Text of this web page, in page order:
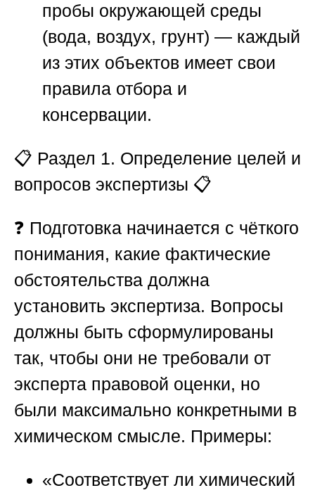
пробы окружающей среды
(вода, воздух, грунт) — каждый
из этих объектов имеет свои
правила отбора и
консервации.
📋 Раздел 1. Определение целей и
вопросов экспертизы 📋
❓ Подготовка начинается с чёткого
понимания, какие фактические
обстоятельства должна
установить экспертиза. Вопросы
должны быть сформулированы
так, чтобы они не требовали от
эксперта правовой оценки, но
были максимально конкретными в
химическом смысле. Примеры:
«Соответствует ли химический